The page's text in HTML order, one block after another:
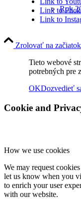
Rok
Rok
Rok
Rok
Link to
Link to
Zrolovať na začiatok
Tieto webové
potrebných pre
OKDozvedieť
Cookie and
How we use cookies
We may request
let us know when you
to enrich your user
with our website.